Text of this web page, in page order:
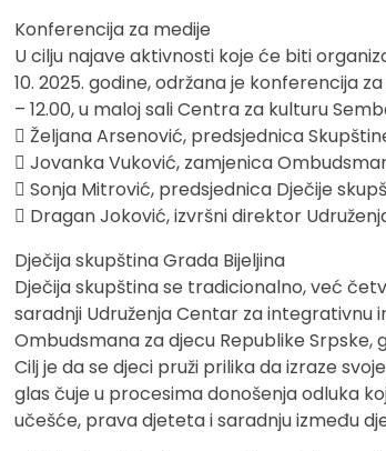
Konferencija za medije
U cilju najave aktivnosti koje će biti
10. 2025. godine, održana je konferencija
– 12.00, u maloj sali Centra za kulturu
 Željana Arsenović, predsjednica
 Jovanka Vuković, zamjenica
 Sonja Mitrović, predsjednica Dječije
 Dragan Joković, izvršni direktor
Dječija skupština Grada Bijeljina
Dječija skupština se tradicionalno, već
saradnji Udruženja Centar za integrativnu
Ombudsmana za djecu Republike Srpske,
Cilj je da se djeci pruži prilika da izraze
glas čuje u procesima donošenja odluka
učešće, prava djeteta i saradnju između